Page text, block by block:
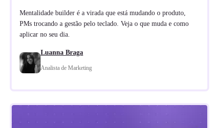
Mentalidade builder é a virada que está mudando o produto,
PMs trocando a gestão pelo teclado. Veja o que muda e como
aplicar no seu dia.
Luanna Braga
Analista de Marketing